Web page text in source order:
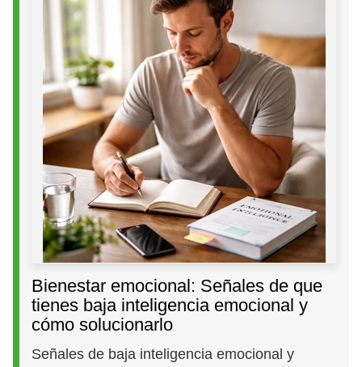
Bienestar emocional: Señales de que
tienes baja inteligencia emocional y
cómo solucionarlo
Señales de baja inteligencia emocional y